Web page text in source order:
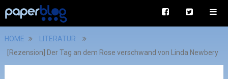
HOME
LITERATUR
[Rezension] Der Tag an dem Rose verschwand von Linda Newbery